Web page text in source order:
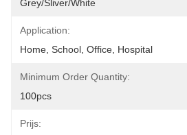
Grey/Sliver/White
Application:
Home, School, Office, Hospital
Minimum Order Quantity:
100pcs
Prijs: